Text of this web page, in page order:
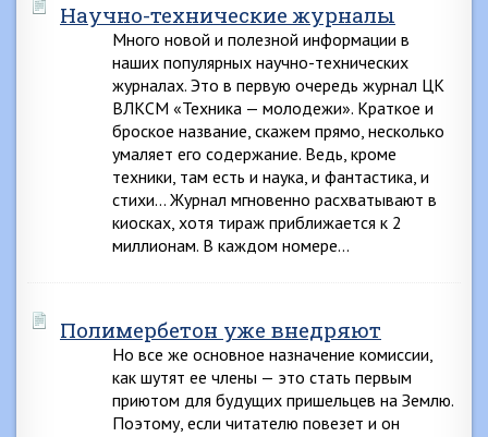
Научно-технические журналы
Много новой и полезной информации в
наших популярных научно-технических
журналах. Это в первую очередь журнал ЦК
ВЛКСМ «Техника — молодежи». Краткое и
броское название, скажем прямо, несколько
умаляет его содержание. Ведь, кроме
техники, там есть и наука, и фантастика, и
стихи… Журнал мгновенно расхватывают в
киосках, хотя тираж приближается к 2
миллионам. В каждом номере…
Полимербетон уже внедряют
Но все же основное назначение комиссии,
как шутят ее члены — это стать первым
приютом для будущих пришельцев на Землю.
Поэтому, если читателю повезет и он